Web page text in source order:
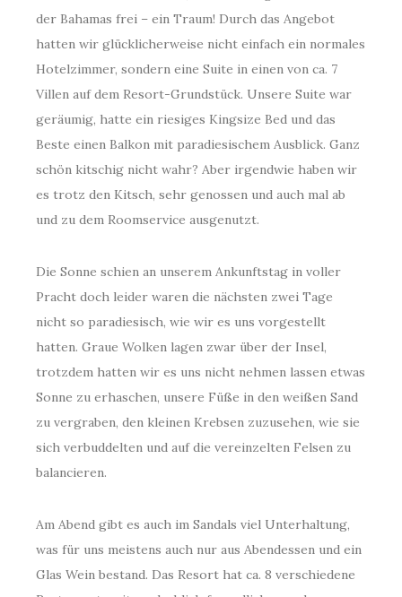
der Bahamas frei – ein Traum! Durch das Angebot
hatten wir glücklicherweise nicht einfach ein normales
Hotelzimmer, sondern eine Suite in einen von ca. 7
Villen auf dem Resort-Grundstück. Unsere Suite war
geräumig, hatte ein riesiges Kingsize Bed und das
Beste einen Balkon mit paradiesischem Ausblick. Ganz
schön kitschig nicht wahr? Aber irgendwie haben wir
es trotz den Kitsch, sehr genossen und auch mal ab
und zu dem Roomservice ausgenutzt.
Die Sonne schien an unserem Ankunftstag in voller
Pracht doch leider waren die nächsten zwei Tage
nicht so paradiesisch, wie wir es uns vorgestellt
hatten. Graue Wolken lagen zwar über der Insel,
trotzdem hatten wir es uns nicht nehmen lassen etwas
Sonne zu erhaschen, unsere Füße in den weißen Sand
zu vergraben, den kleinen Krebsen zuzusehen, wie sie
sich verbuddelten und auf die vereinzelten Felsen zu
balancieren.
Am Abend gibt es auch im Sandals viel Unterhaltung,
was für uns meistens auch nur aus Abendessen und ein
Glas Wein bestand. Das Resort hat ca. 8 verschiedene